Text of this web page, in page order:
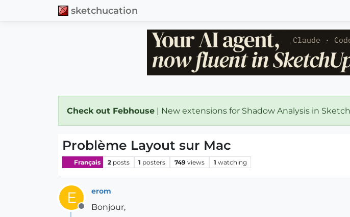
sketchucation
Check out Febhouse | New extensions for Shadow Analysis in
Problème Layout sur Mac
Français 2 posts 1 posters 749 views 1 watching
E
Offline
erom
Bonjour,